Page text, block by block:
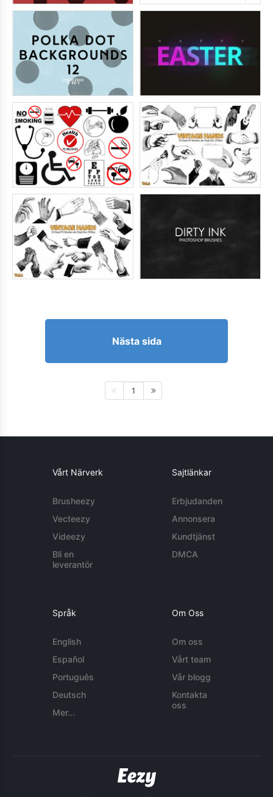
Nästa sida
1
Vårt Närverk
Brusheezy
Vecteezy
Videezy
Bli en
leverantör
Sajtlänkar
Erbjudanden
Annonsera
Kundtjänst
DMCA
Språk
English
Español
Português
Deutsch
Mer...
Om Oss
Om oss
Vårt team
Vår blogg
Kontakta
oss